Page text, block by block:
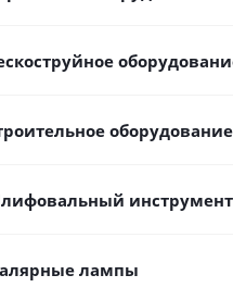
оборудование
инструмент
лампы